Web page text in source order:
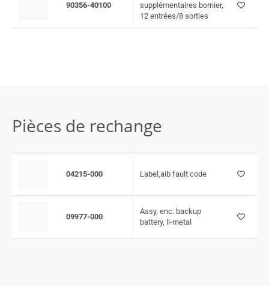
90356-40100
supplémentaires bornier,
12 entrées/8 sorties
Pièces de rechange
04215-000 Label,aib fault code
09977-000
Assy, enc. backup
battery, li-metal